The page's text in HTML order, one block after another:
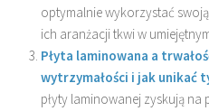
optymalnie wykorzystać
ich aranżacji tkwi w
Płyta laminowana a
wytrzymałości i jak unikać
płyty laminowanej zyskują